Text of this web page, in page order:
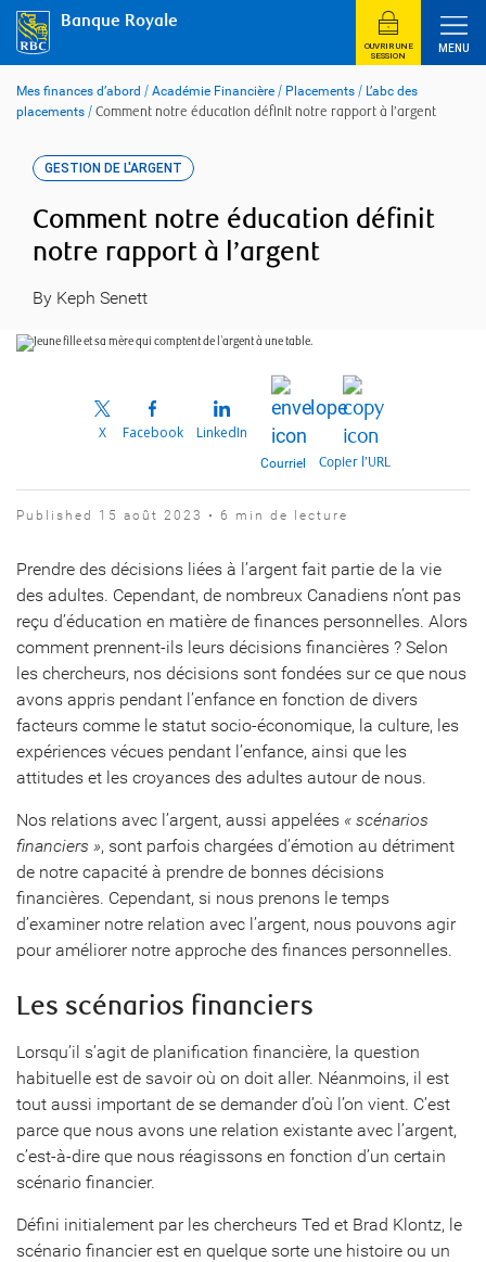
content
Banque Royale
OUVRIR UNE
SESSION
MENU
Mes finances d’abord / Académie Financière / Placements / L’abc des
placements / Comment notre éducation définit notre rapport à l’argent
GESTION DE L'ARGENT
Comment notre éducation définit
notre rapport à l’argent
By Keph Senett
X Facebook LinkedIn
Courriel Copier l’URL
Published 15 août 2023 • 6 min de lecture
Prendre des décisions liées à l’argent fait partie de la vie
des adultes. Cependant, de nombreux Canadiens n’ont pas
reçu d’éducation en matière de finances personnelles. Alors
comment prennent-ils leurs décisions financières ? Selon
les chercheurs, nos décisions sont fondées sur ce que nous
avons appris pendant l’enfance en fonction de divers
facteurs comme le statut socio-économique, la culture, les
expériences vécues pendant l’enfance, ainsi que les
attitudes et les croyances des adultes autour de nous.
Nos relations avec l’argent, aussi appelées « scénarios
financiers », sont parfois chargées d’émotion au détriment
de notre capacité à prendre de bonnes décisions
financières. Cependant, si nous prenons le temps
d’examiner notre relation avec l’argent, nous pouvons agir
pour améliorer notre approche des finances personnelles.
Les scénarios financiers
Lorsqu’il s’agit de planification financière, la question
habituelle est de savoir où on doit aller. Néanmoins, il est
tout aussi important de se demander d’où l’on vient. C’est
parce que nous avons une relation existante avec l’argent,
c’est-à-dire que nous réagissons en fonction d’un certain
scénario financier.
Défini initialement par les chercheurs Ted et Brad Klontz, le
scénario financier est en quelque sorte une histoire ou un